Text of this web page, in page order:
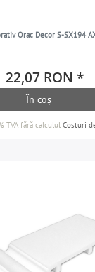
Orac Decor S-SX194
22,07 RON *
În coș
TVAfără calculul Costuri